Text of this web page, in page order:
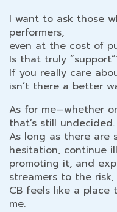
I want to ask those
performers,
even at the cost of
Is that truly
If you really care
isn’t there a better
As for me—whether
that’s still undecided.
As long as there are
hesitation, continue
promoting it, and
streamers to the risk,
CB feels like a
me.